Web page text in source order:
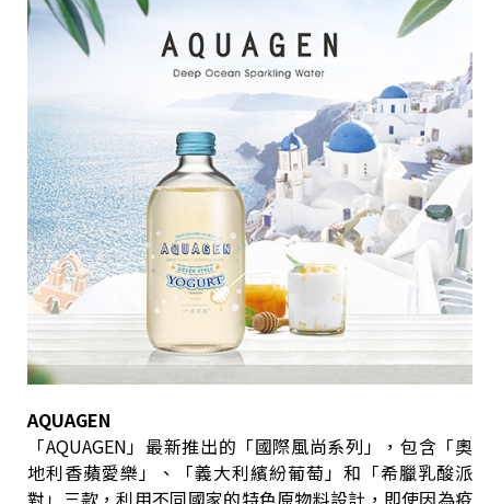
AQUAGEN
「AQUAGEN」最新推出的「國際風尚系列」，包含「奧
地利香蘋愛樂」、「義大利繽紛葡萄」和「希臘乳酸派
對」三款，利用不同國家的特色原物料設計，即使因為疫